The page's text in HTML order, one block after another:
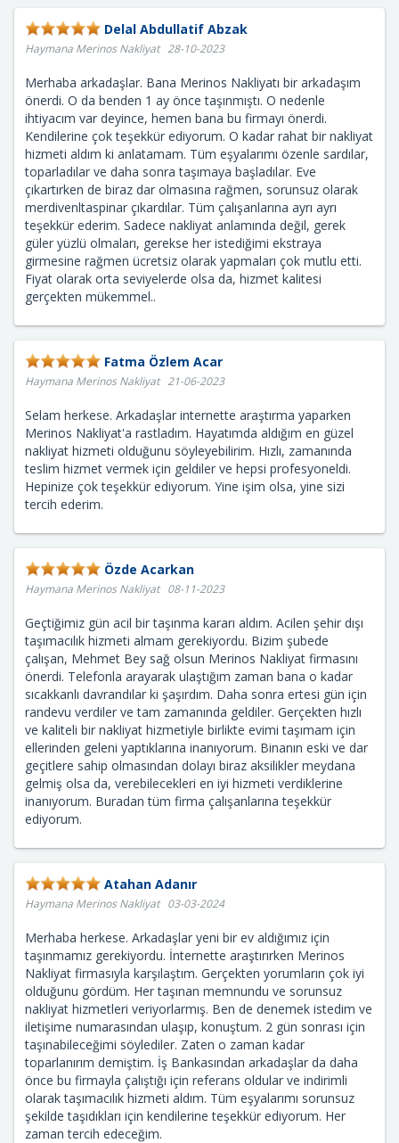
Delal Abdullatif Abzak
Haymana Merinos Nakliyat 28-10-2023
Merhaba arkadaşlar. Bana Merinos Nakliyatı bir arkadaşım
önerdi. O da benden 1 ay önce taşınmıştı. O nedenle
ihtiyacım var deyince, hemen bana bu firmayı önerdi.
Kendilerine çok teşekkür ediyorum. O kadar rahat bir nakliyat
hizmeti aldım ki anlatamam. Tüm eşyalarımı özenle sardılar,
toparladılar ve daha sonra taşımaya başladılar. Eve
çıkartırken de biraz dar olmasına rağmen, sorunsuz olarak
merdivenltaspinar çıkardılar. Tüm çalışanlarına ayrı ayrı
teşekkür ederim. Sadece nakliyat anlamında değil, gerek
güler yüzlü olmaları, gerekse her istediğimi ekstraya
girmesine rağmen ücretsiz olarak yapmaları çok mutlu etti.
Fiyat olarak orta seviyelerde olsa da, hizmet kalitesi
gerçekten mükemmel..
Fatma Özlem Acar
Haymana Merinos Nakliyat 21-06-2023
Selam herkese. Arkadaşlar internette araştırma yaparken
Merinos Nakliyat'a rastladım. Hayatımda aldığım en güzel
nakliyat hizmeti olduğunu söyleyebilirim. Hızlı, zamanında
teslim hizmet vermek için geldiler ve hepsi profesyoneldi.
Hepinize çok teşekkür ediyorum. Yine işim olsa, yine sizi
tercih ederim.
Özde Acarkan
Haymana Merinos Nakliyat 08-11-2023
Geçtiğimiz gün acil bir taşınma kararı aldım. Acilen şehir dışı
taşımacılık hizmeti almam gerekiyordu. Bizim şubede
çalışan, Mehmet Bey sağ olsun Merinos Nakliyat firmasını
önerdi. Telefonla arayarak ulaştığım zaman bana o kadar
sıcakkanlı davrandılar ki şaşırdım. Daha sonra ertesi gün için
randevu verdiler ve tam zamanında geldiler. Gerçekten hızlı
ve kaliteli bir nakliyat hizmetiyle birlikte evimi taşımam için
ellerinden geleni yaptıklarına inanıyorum. Binanın eski ve dar
geçitlere sahip olmasından dolayı biraz aksilikler meydana
gelmiş olsa da, verebilecekleri en iyi hizmeti verdiklerine
inanıyorum. Buradan tüm firma çalışanlarına teşekkür
ediyorum.
Atahan Adanır
Haymana Merinos Nakliyat 03-03-2024
Merhaba herkese. Arkadaşlar yeni bir ev aldığımız için
taşınmamız gerekiyordu. İnternette araştırırken Merinos
Nakliyat firmasıyla karşılaştım. Gerçekten yorumların çok iyi
olduğunu gördüm. Her taşınan memnundu ve sorunsuz
nakliyat hizmetleri veriyorlarmış. Ben de denemek istedim ve
iletişime numarasından ulaşıp, konuştum. 2 gün sonrası için
taşınabileceğimi söylediler. Zaten o zaman kadar
toparlanırım demiştim. İş Bankasından arkadaşlar da daha
önce bu firmayla çalıştığı için referans oldular ve indirimli
olarak taşımacılık hizmeti aldım. Tüm eşyalarımı sorunsuz
şekilde taşıdıkları için kendilerine teşekkür ediyorum. Her
zaman tercih edeceğim.